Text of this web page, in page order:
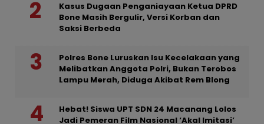
Kasus Dugaan Penganiayaan Ketua DPRD
Bone Masih Bergulir, Versi Korban dan
Saksi Berbeda
Polres Bone Luruskan Isu Kecelakaan yang
Melibatkan Anggota Polri, Bukan Terobos
Lampu Merah, Diduga Akibat Rem Blong
Hebat! Siswa UPT SDN 24 Macanang Lolos
Jadi Pemeran Film Nasional ‘Akal Imitasi’